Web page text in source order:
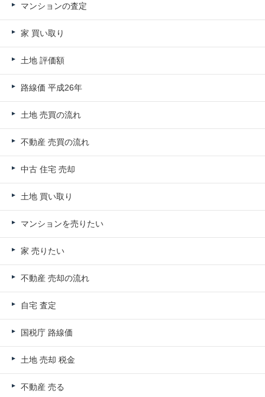
マンションの査定
家 買い取り
土地 評価額
路線価 平成26年
土地 売買の流れ
不動産 売買の流れ
中古 住宅 売却
土地 買い取り
マンションを売りたい
家 売りたい
不動産 売却の流れ
自宅 査定
国税庁 路線価
土地 売却 税金
不動産 売る